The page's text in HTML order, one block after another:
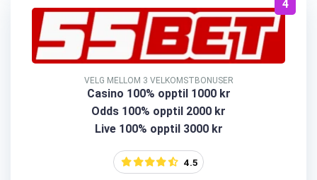
4
VELG MELLOM 3 VELKOMSTBONUSER
Casino 100% opptil 1000 kr
Odds 100% opptil 2000 kr
Live 100% opptil 3000 kr
4.5